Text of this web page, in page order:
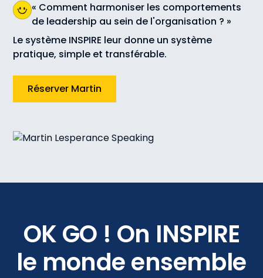
« Comment harmoniser les comportements
de leadership au sein de l'organisation ? »
Le système INSPIRE leur donne un système
pratique, simple et transférable.
Réserver Martin
OK GO ! On INSPIRE
le monde ensemble